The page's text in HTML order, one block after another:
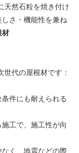
天然石粒を焼き付け
さ・機能性を兼ね
材
世代の屋根材です：
件にも耐えられる
工で、施工性が向
く、地震などの際